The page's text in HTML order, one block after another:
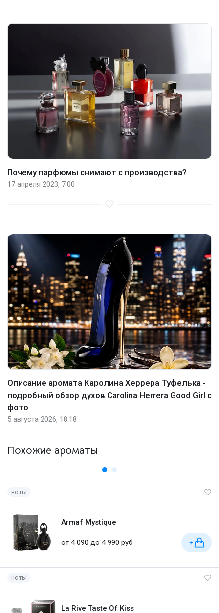
Почему парфюмы снимают с производства?
17 апреля 2023, 7:00
Описание аромата Каролина Херрера Туфелька -
подробный обзор духов Carolina Herrera Good Girl с
фото
5 августа 2026, 18:18
Похожие ароматы
ноты
Armaf Mystique
от 4 090 до 4 990 руб +
ноты
La Rive Taste Of Kiss